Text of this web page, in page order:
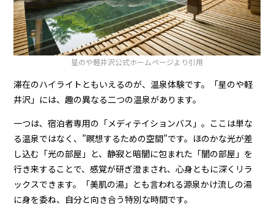
星のや軽井沢公式ホームページより引用
滞在のハイライトともいえるのが、温泉体験です。「星のや軽
井沢」には、趣の異なる二つの温泉があります。
一つは、宿泊者専用の「メディテイションバス」。ここは単な
る温泉ではなく、”瞑想するための空間”です。ほのかな光が差
し込む「光の部屋」と、静寂と暗闇に包まれた「闇の部屋」を
行き来することで、感覚が研ぎ澄まされ、心身ともに深くリラ
ックスできます。「美肌の湯」とも言われる源泉かけ流しの湯
に身を委ね、自分と向き合う特別な時間です。